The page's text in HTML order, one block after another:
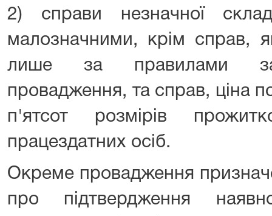
2) справи незначної
малозначними, крім справ,
лише за правилами
провадження, та справ, ціна
п'ятсот розмірів
працездатних осіб.
Окреме провадження
про підтвердження